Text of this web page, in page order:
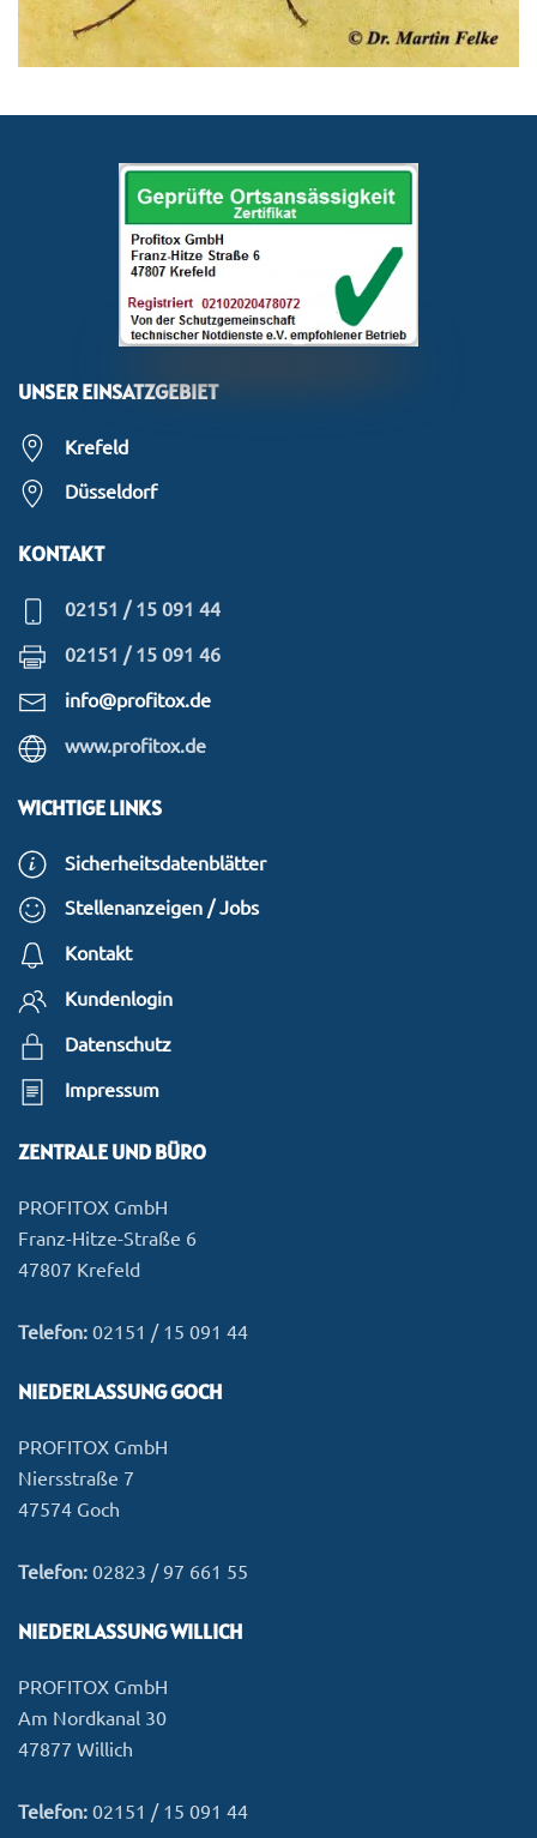
UNSER EINSATZGEBIET
Krefeld
Düsseldorf
KONTAKT
02151 / 15 091 44
02151 / 15 091 46
info@profitox.de
www.profitox.de
WICHTIGE LINKS
Sicherheitsdatenblätter
Stellenanzeigen / Jobs
Kontakt
Kundenlogin
Datenschutz
Impressum
ZENTRALE UND BÜRO
PROFITOX GmbH
Franz-Hitze-Straße 6
47807 Krefeld
Telefon: 02151 / 15 091 44
NIEDERLASSUNG GOCH
PROFITOX GmbH
Niersstraße 7
47574 Goch
Telefon: 02823 / 97 661 55
NIEDERLASSUNG WILLICH
PROFITOX GmbH
Am Nordkanal 30
47877 Willich
Telefon: 02151 / 15 091 44